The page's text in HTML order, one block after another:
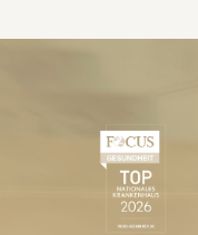
Zertifikate